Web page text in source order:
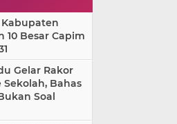
Kabupaten
10 Besar Capim
Gelar Rakor
Bahas
Soal